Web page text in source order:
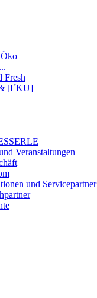
Fresh
[I´KU]
Veranstaltungen
und Servicepartner